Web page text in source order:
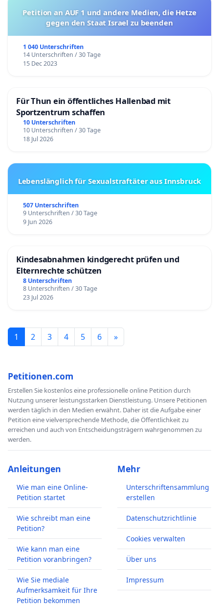
Petition an AUF 1 und andere Medien, die Hetze
gegen den Staat Israel zu beenden
1 040 Unterschriften
14 Unterschriften / 30 Tage
15 Dec 2023
Für Thun ein öffentliches Hallenbad mit
Sportzentrum schaffen
10 Unterschriften
10 Unterschriften / 30 Tage
18 Jul 2026
Lebenslänglich für Sexualstraftäter aus Innsbruck
507 Unterschriften
9 Unterschriften / 30 Tage
9 Jun 2026
Kindesabnahmen kindgerecht prüfen und
Elternrechte schützen
8 Unterschriften
8 Unterschriften / 30 Tage
23 Jul 2026
1 2 3 4 5 6 »
Petitionen.com
Erstellen Sie kostenlos eine professionelle online Petition durch
Nutzung unserer leistungsstarken Dienstleistung. Unsere Petitionen
werden täglich in den Medien erwähnt. Daher ist die Aufgabe einer
Petition eine vielversprechende Methode, die Öffentlichkeit zu
erreichen und auch von Entscheidungsträgern wahrgenommen zu
werden.
Anleitungen
Wie man eine Online-
Petition startet
Wie schreibt man eine
Petition?
Wie kann man eine
Petition voranbringen?
Wie Sie mediale
Aufmerksamkeit für Ihre
Petition bekommen
Mehr
Unterschriftensammlung
erstellen
Datenschutzrichtlinie
Cookies verwalten
Über uns
Impressum